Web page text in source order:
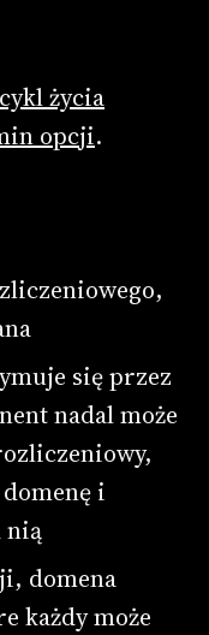
cykl życia
opcji.
się przez
nadal może
i
nią
domena
każdy może